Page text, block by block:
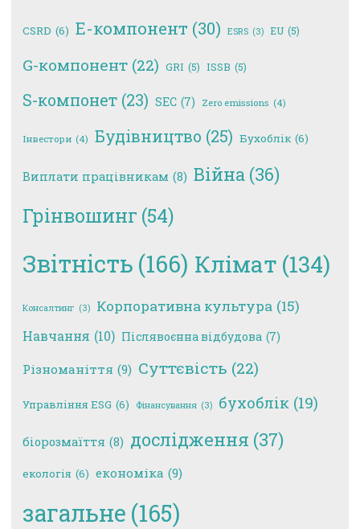
CSRD (6) E-компонент (30) ESRS (3) EU (5)
G-компонент (22) GRI (5) ISSB (5)
S-компонет (23) SEC (7) Zero emissions (4)
Інвестори (4) Будівництво (25) Бухоблік (6)
Виплати працівникам (8) Війна (36)
Грінвошинг (54)
Звітність (166) Клімат (134)
Консалтинг (3) Корпоративна культура (15)
Навчання (10) Післявоєнна відбудова (7)
Різноманіття (9) Суттєвість (22)
Управління ESG (6) Фінансування (3) бухоблік (19)
біорозмаїття (8) дослідження (37)
екологія (6) економіка (9)
загальне (165)